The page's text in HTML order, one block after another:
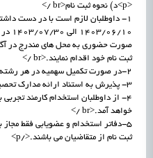
<p>د) نحوه ثبت نام<br />
1- داوطلبان لازم است با در دست
صورت حضوری به محل های مندرج در
ثبت نام خود اقدام نمایند.<br />
2-در صورت تکمیل سهمیه در هر رشته، ثبت نام متوقف خواهد شد.<br />
3- پذیرش به استناد ارائه مدارک تحصیلی صورت میگیرد.<br />
4- از داوطلبان استخدام کارمند
خواهد آمد.<br />
5-دفاتر استخدام و عضویابی فقط
ثبت نام از متقاضیان می باشند.</p>